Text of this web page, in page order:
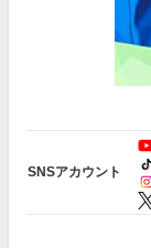
SNSアカウント